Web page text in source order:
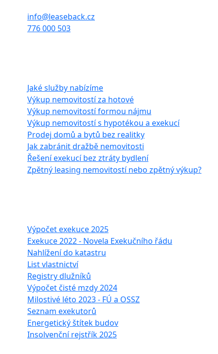
info@leaseback.cz
776 000 503
Jaké služby nabízíme
Výkup nemovitostí za hotové
Výkup nemovitostí formou nájmu
Výkup nemovitostí s hypotékou a exekucí
Prodej domů a bytů bez realitky
Jak zabránit dražbě nemovitosti
Řešení exekucí bez ztráty bydlení
Zpětný leasing nemovitostí nebo zpětný výkup?
Výpočet exekuce 2025
Exekuce 2022 - Novela Exekučního řádu
Nahlížení do katastru
List vlastnictví
Registry dlužníků
Výpočet čisté mzdy 2024
Milostivé léto 2023 - FÚ a OSSZ
Seznam exekutorů
Energetický štítek budov
Insolvenční rejstřík 2025